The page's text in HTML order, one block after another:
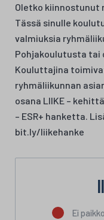
Oletko kiinnostunut
Tässä sinulle
valmiuksia
Pohjakoulutusta tai
Kouluttajina
ryhmäliikunnan
osana LIIKE –
– ESR+ hanketta.
bit.ly/liikehanke
Ei